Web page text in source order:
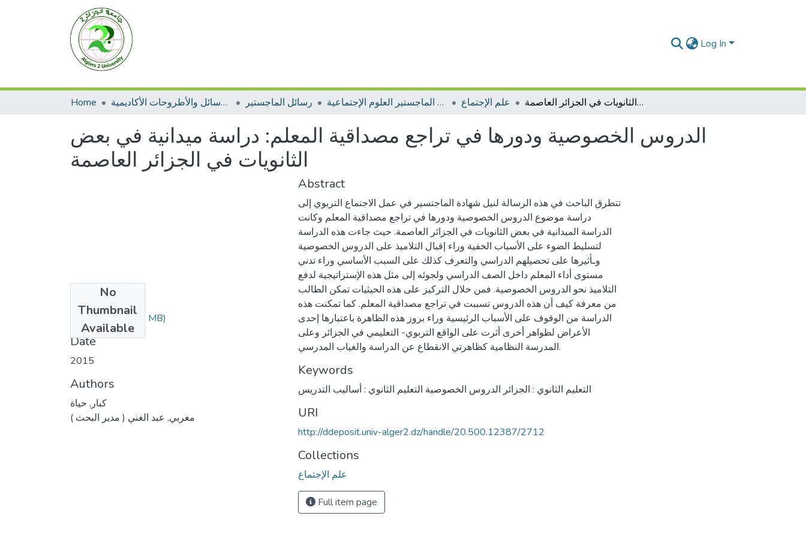
Log In
Home الرسائل والأطروحات الأكاديمية رسائل الماجستير رسائل الماجستير العلوم الإجتماعية علم الإجتماع الدروس الخصوصية ودورها في تراجع مصداقية المعلم: دراسة ميدانية في بعض الثانويات في الجزائر العاصمة
الدروس الخصوصية ودورها في تراجع مصداقية المعلم: دراسة ميدانية في بعض
الثانويات في الجزائر العاصمة
No
Thumbnail
Available
كبار حياة.pdf(5.13 MB)
Date
2015
Authors
كبار, حياة
مغربي, عبد الغني ( مدير البحث )
Abstract
تتطرق الباحث في هذه الرسالة لنيل شهادة الماجتسير في عمل الاجتماع التربوي إلى
دراسة موضوع الدروس الخصوصية ودورها في تراجع مصداقية المعلم وكانت
الدراسة الميدانية في بعض الثانويات في الجزائر العاصمة. حيث جاءت هذه الدراسة
لتسليط الضوء على الأسباب الخفية وراء إقبال التلاميذ على الدروس الخصوصية
وـأثيرها على تحصيلهم الدراسي والتعرف كذلك على السبب الأساسي وراء تدني
مستوى أداء المعلم داخل الصف الدراسي ولجوئه إلى مثل هذه الإستراتيجية لدفع
التلاميذ نحو الدروس الخصوصية. فمن خلال التركيز على هذه الحيثيات تمكن الطالب
من معرفة كيف أن هذه الدروس تسببت في تراجع مصداقية المعلم. كما تمكنت هذه
الدراسة من الوقوف على الأسباب الرئيسية وراء بروز هذه الظاهرة باعتبارها إحدى
الأعراض لظواهر أخرى أثرت على الواقع التربوي- التعليمي في الجزائر وعلى
المدرسة النظامية كظاهرتي الانقطاع عن الدراسة والغياب المدرسي.
Keywords
التعليم الثانوي : الجزائر الدروس الخصوصية التعليم الثانوي : أساليب التدريس
URI
http://ddeposit.univ-alger2.dz/handle/20.500.12387/2712
Collections
علم الإجتماع
Full item page